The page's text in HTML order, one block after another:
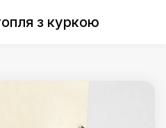
з куркою